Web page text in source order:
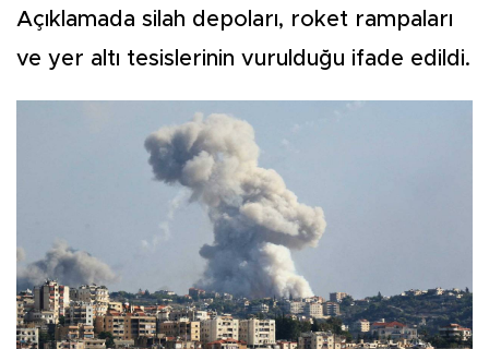
Açıklamada silah depoları, roket rampaları
ve yer altı tesislerinin vurulduğu ifade edildi.